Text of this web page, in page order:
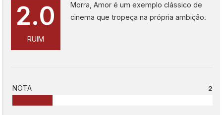
2.0
RUIM
Morra, Amor é um exemplo clássico de
cinema que tropeça na própria ambição.
NOTA 2